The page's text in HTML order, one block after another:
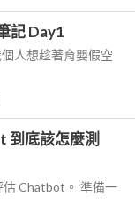
記 Day1
人想趁著育嬰假空
到底該怎麼測
Chatbot。 準備一